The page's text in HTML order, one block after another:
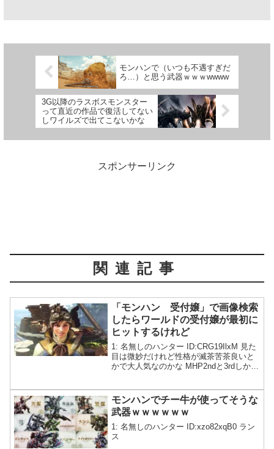
モンハンで（いつも不遇すぎだ
ろ…）と思う武器ｗｗｗwwww
3G以降のラスボスモンスター
って直近の作品で復活してない
しワイルズで出てこないかな
スポンサーリンク
関連記事
「モンハン 受付嬢」で画像検索
したらワールドの受付嬢が最初に
ヒットするけれど
1: 名無しのハンター ID:CRG19IlxM 見た
目は微妙だけれど性格が滅茶苦茶良いと
かで大人気なのかな MHP2ndと3rdしかや
モンハンでチー牛が使ってそうな
武器ｗｗｗｗｗｗ
1: 名無しのハンター ID:xzo82xqB0 ラン
ス